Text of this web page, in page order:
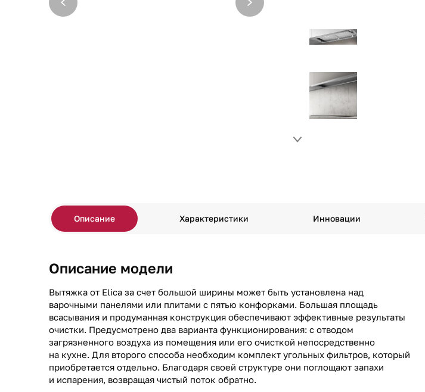
Описание Характеристики Инновации
Описание модели
Вытяжка от Elica за счет большой ширины может быть установлена над
варочными панелями или плитами с пятью конфорками. Большая площадь
всасывания и продуманная конструкция обеспечивают эффективные результаты
очистки. Предусмотрено два варианта функционирования: с отводом
загрязненного воздуха из помещения или его очисткой непосредственно
на кухне. Для второго способа необходим комплект угольных фильтров, который
приобретается отдельно. Благодаря своей структуре они поглощают запахи
и испарения, возвращая чистый поток обратно.